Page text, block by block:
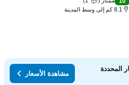
8.1 كم إلى وسط المدينة
المحددة
مشاهدة الأسعار